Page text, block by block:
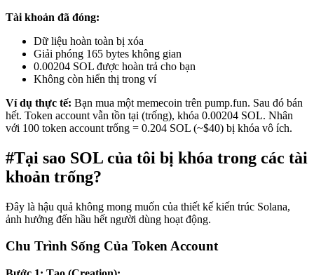
Tài khoản đã đóng:
Dữ liệu hoàn toàn bị xóa
Giải phóng 165 bytes không gian
0.00204 SOL được hoàn trả cho bạn
Không còn hiển thị trong ví
Ví dụ thực tế: Bạn mua một memecoin trên pump.fun. Sau đó bán
hết. Token account vẫn tồn tại (trống), khóa 0.00204 SOL. Nhân
với 100 token account trống = 0.204 SOL (~$40) bị khóa vô ích.
#Tại sao SOL của tôi bị khóa trong các tài
khoản trống?
Đây là hậu quả không mong muốn của thiết kế kiến trúc Solana,
ảnh hưởng đến hầu hết người dùng hoạt động.
Chu Trình Sống Của Token Account